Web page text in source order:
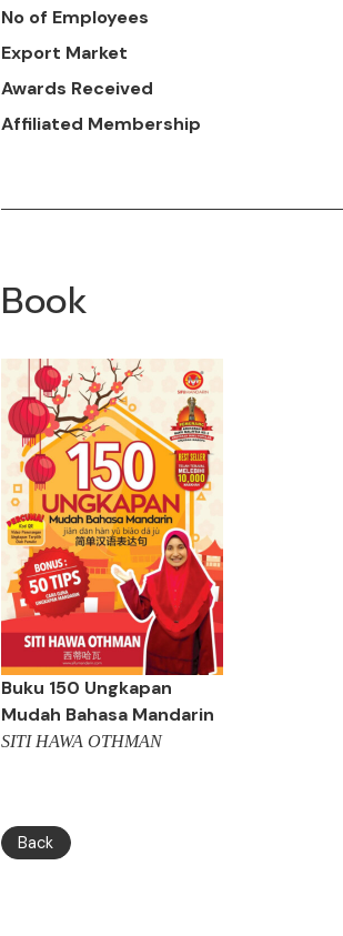
No of Employees
Export Market
Awards Received
Affiliated Membership
Book
Buku 150 Ungkapan
Mudah Bahasa Mandarin
SITI HAWA OTHMAN
Back